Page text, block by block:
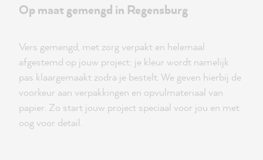
Op maat gemengd in Regensburg
Vers gemengd, met zorg verpakt en helemaal
afgestemd op jouw project: je kleur wordt namelijk
pas klaargemaakt zodra je bestelt. We geven hierbij de
voorkeur aan verpakkingen en opvulmateriaal van
papier. Zo start jouw project speciaal voor jou en met
oog voor detail.